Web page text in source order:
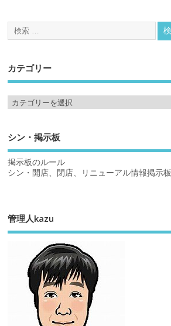
カテゴリー
シン・掲示板
掲示板のルール
シン・開店、閉店、リニューアル情報掲示板
管理人kazu